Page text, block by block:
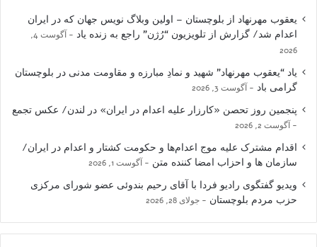
یعقوب مهرنهاد از بلوچستان – اولین وبلاگ نویس جهان که در ایران
اعدام شد/ گزارش از تلویزیون “رُژن” راجع به زنده یاد
آگوست 4,
2026
یاد “یعقوب مهرنهاد” شهید و نمادِ مبارزه و مقاومت مدنی در بلوچستان
گرامی باد
آگوست 3, 2026
پنجمین روز تحصن «کارزار علیه اعدام در ایران» در لندن/ عکس تجمع
آگوست 2, 2026
اقدام مشترک علیه موج اعدام‌ها و حکومت کشتار و اعدام در ایران/
سازمان ها و احزاب امضا کننده متن
آگوست 1, 2026
ویدیو گفتگوی رادیو فردا با آقای رحیم بندوئی عضو شورای مرکزی
حزب مردم بلوچستان
جولای 28, 2026